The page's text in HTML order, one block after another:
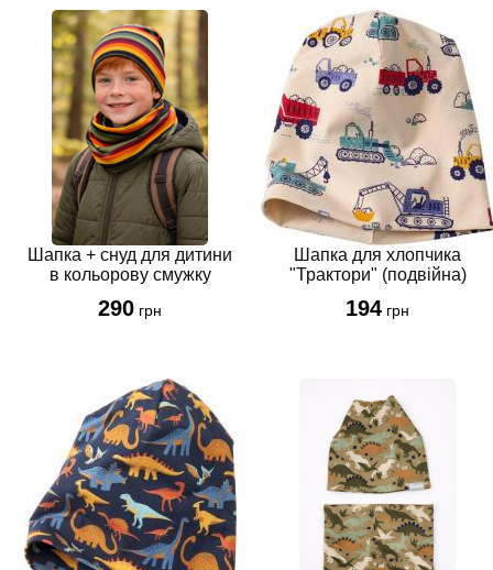
Шапка + снуд для дитини
в кольорову смужку
290 грн
Шапка для хлопчика
"Трактори" (подвійна)
194 грн